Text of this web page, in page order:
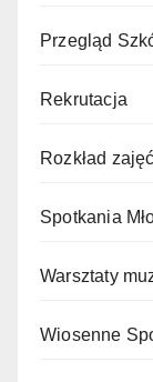
Przegląd
Rekrutacja
Rozkład zajęć
Spotkania
Warsztaty
Wiosenne